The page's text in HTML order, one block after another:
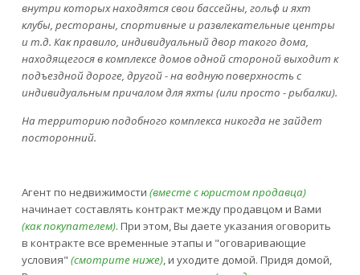
внутри которых находятся свои бассейны, гольф и яхт
клубы, рестораны, спортивные и развлекательные центры
и т.д. Как правило, индивидуальный двор такого дома,
находящегося в комплексе домов одной стороной выходит к
подъездной дороге, другой - на водную поверхность с
индивидуальным причалом для яхты (или просто - рыбалки).
На территорию подобного комплекса никогда не зайдет
посторонний.
Агент по недвижимости (вместе с юристом продавца)
начинает составлять контракт между продавцом и Вами
(как покупателем). При этом, Вы даете указания оговорить
в контракте все временные этапы и "оговаривающие
условия" (смотрите ниже), и уходите домой. Придя домой,